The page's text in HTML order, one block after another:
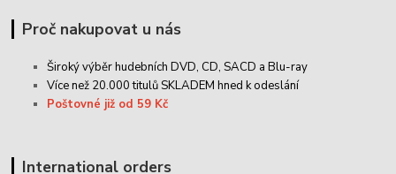
Proč nakupovat u nás
Široký výběr hudebních DVD, CD,SACD a Blu-ray
Více než 20.000 titulů SKLADEM hned k odeslání
Poštovné již od 59 Kč
International orders